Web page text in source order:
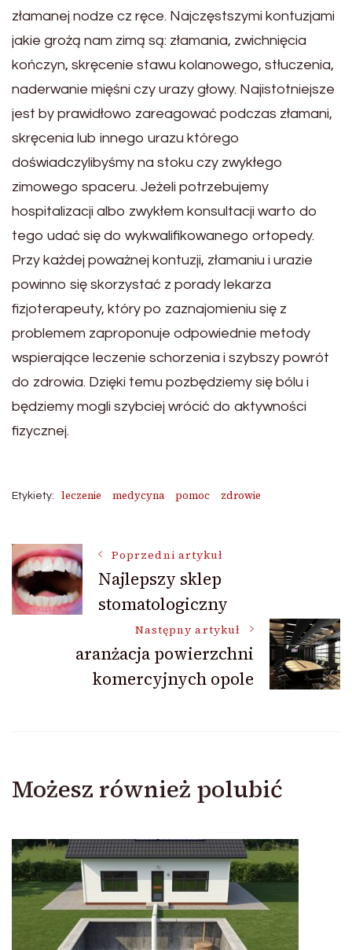
złamanej nodze cz ręce. Najczęstszymi kontuzjami
jakie grożą nam zimą są: złamania, zwichnięcia
kończyn, skręcenie stawu kolanowego, stłuczenia,
naderwanie mięśni czy urazy głowy. Najistotniejsze
jest by prawidłowo zareagować podczas złamani,
skręcenia lub innego urazu którego
doświadczylibyśmy na stoku czy zwykłego
zimowego spaceru. Jeżeli potrzebujemy
hospitalizacji albo zwykłem konsultacji warto do
tego udać się do wykwalifikowanego ortopedy.
Przy każdej poważnej kontuzji, złamaniu i urazie
powinno się skorzystać z porady lekarza
fizjoterapeuty, który po zaznajomieniu się z
problemem zaproponuje odpowiednie metody
wspierające leczenie schorzenia i szybszy powrót
do zdrowia. Dzięki temu pozbędziemy się bólu i
będziemy mogli szybciej wrócić do aktywności
fizycznej.
Etykiety: leczenie medycyna pomoc zdrowie
Nawigacja
wpisu
Poprzedni artykuł
Najlepszy sklep
stomatologiczny
Następny artykuł
aranżacja powierzchni
komercyjnych opole
Możesz również polubić